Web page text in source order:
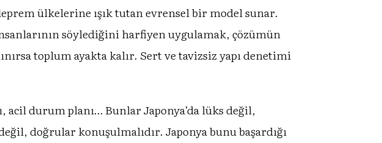
ülkelerine ışık tutan evrensel bir model sunar.
söylediğini harfiyen uygulamak, çözümün
toplum ayakta kalır. Sert ve tavizsiz yapı denetimi
durum planı… Bunlar Japonya’da lüks değil,
doğrular konuşulmalıdır. Japonya bunu başardığı